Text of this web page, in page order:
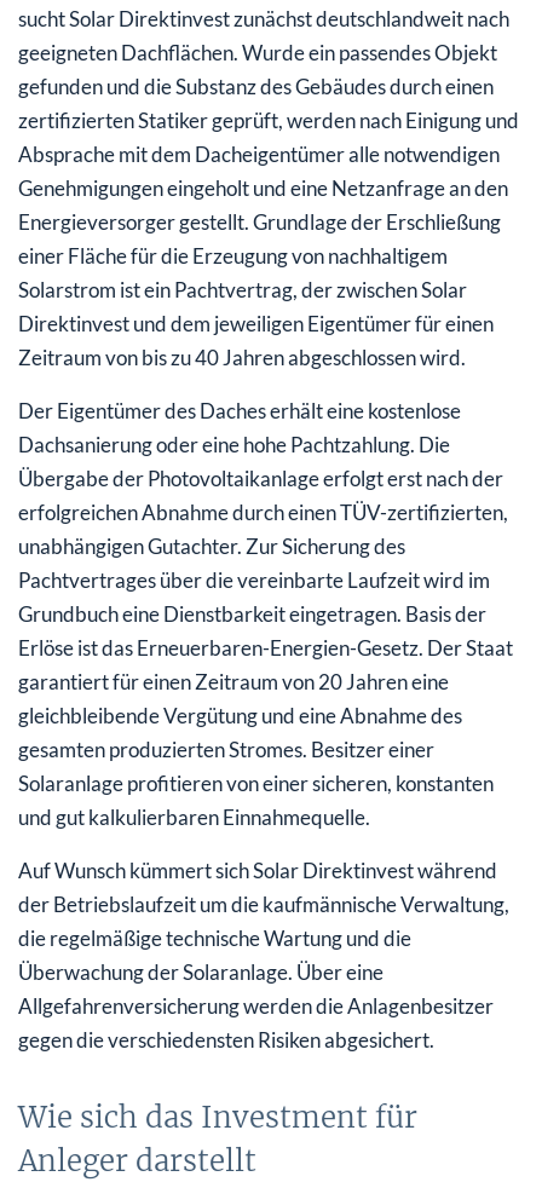
sucht Solar Direktinvest zunächst deutschlandweit nach
geeigneten Dachflächen. Wurde ein passendes Objekt
gefunden und die Substanz des Gebäudes durch einen
zertifizierten Statiker geprüft, werden nach Einigung und
Absprache mit dem Dacheigentümer alle notwendigen
Genehmigungen eingeholt und eine Netzanfrage an den
Energieversorger gestellt. Grundlage der Erschließung
einer Fläche für die Erzeugung von nachhaltigem
Solarstrom ist ein Pachtvertrag, der zwischen Solar
Direktinvest und dem jeweiligen Eigentümer für einen
Zeitraum von bis zu 40 Jahren abgeschlossen wird.
Der Eigentümer des Daches erhält eine kostenlose
Dachsanierung oder eine hohe Pachtzahlung. Die
Übergabe der Photovoltaikanlage erfolgt erst nach der
erfolgreichen Abnahme durch einen TÜV-zertifizierten,
unabhängigen Gutachter. Zur Sicherung des
Pachtvertrages über die vereinbarte Laufzeit wird im
Grundbuch eine Dienstbarkeit eingetragen. Basis der
Erlöse ist das Erneuerbaren-Energien-Gesetz. Der Staat
garantiert für einen Zeitraum von 20 Jahren eine
gleichbleibende Vergütung und eine Abnahme des
gesamten produzierten Stromes. Besitzer einer
Solaranlage profitieren von einer sicheren, konstanten
und gut kalkulierbaren Einnahmequelle.
Auf Wunsch kümmert sich Solar Direktinvest während
der Betriebslaufzeit um die kaufmännische Verwaltung,
die regelmäßige technische Wartung und die
Überwachung der Solaranlage. Über eine
Allgefahrenversicherung werden die Anlagenbesitzer
gegen die verschiedensten Risiken abgesichert.
Wie sich das Investment für
Anleger darstellt